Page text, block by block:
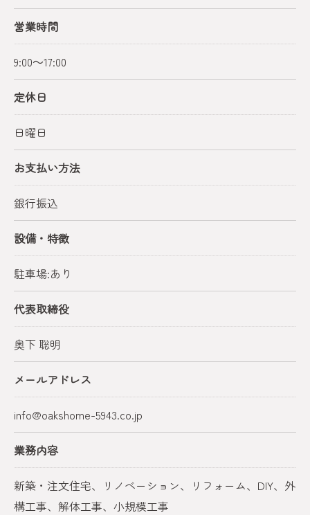
営業時間
9:00～17:00
定休日
日曜日
お支払い方法
銀行振込
設備・特徴
駐車場:あり
代表取締役
奥下 聡明
メールアドレス
info@oakshome-5943.co.jp
業務内容
新築・注文住宅、リノベーション、リフォーム、DIY、外
構工事、解体工事、小規模工事